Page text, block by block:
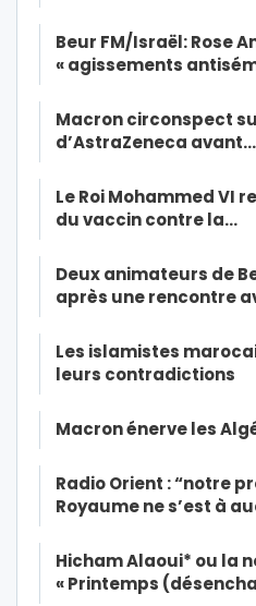
Beur FM/Israël: Rose
« agissements
Macron circonspect
d’AstraZeneca avant…
Le Roi Mohammed VI
du vaccin contre la…
Deux animateurs de
après une rencontre
Les islamistes
leurs contradictions
Macron énerve les
Radio Orient : “notre
Royaume ne s’est à
Hicham Alaoui* ou la
« Printemps